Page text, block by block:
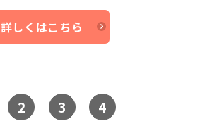
詳しくはこちら
2 3 4